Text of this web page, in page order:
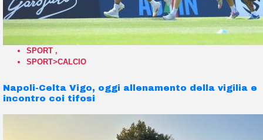
SPORT ,
SPORT>CALCIO
Napoli-Celta Vigo, oggi allenamento della vigilia e
incontro coi tifosi